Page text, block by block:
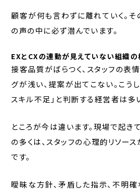
顧客が何も言わずに離れていく。そ
の声の中に必ず潜んでいます。
EXとCXの連動が見えていない組織
接客品質がばらつく、スタッフの表
グが浅い、提案が出てこない。こう
スキル不足」と判断する経営者は多
ところが今は違います。現場で起き
の多くは、スタッフの心理的リソー
です。
曖昧な方針、矛盾した指示、不明確